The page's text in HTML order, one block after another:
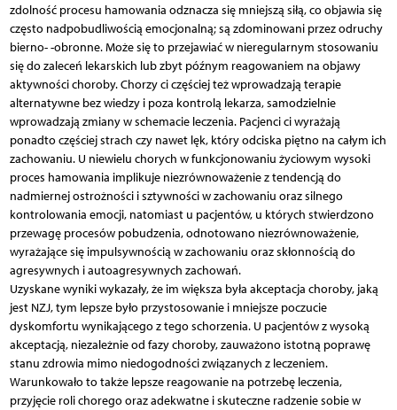
zdolność procesu hamowania odznacza się mniejszą siłą, co objawia się
często nadpobudliwością emocjonalną; są zdominowani przez odruchy
bierno- -obronne. Może się to przejawiać w nieregularnym stosowaniu
się do zaleceń lekarskich lub zbyt późnym reagowaniem na objawy
aktywności choroby. Chorzy ci częściej też wprowadzają terapie
alternatywne bez wiedzy i poza kontrolą lekarza, samodzielnie
wprowadzają zmiany w schemacie leczenia. Pacjenci ci wyrażają
ponadto częściej strach czy nawet lęk, który odciska piętno na całym ich
zachowaniu. U niewielu chorych w funkcjonowaniu życiowym wysoki
proces hamowania implikuje niezrównoważenie z tendencją do
nadmiernej ostrożności i sztywności w zachowaniu oraz silnego
kontrolowania emocji, natomiast u pacjentów, u których stwierdzono
przewagę procesów pobudzenia, odnotowano niezrównoważenie,
wyrażające się impulsywnością w zachowaniu oraz skłonnością do
agresywnych i autoagresywnych zachowań.
Uzyskane wyniki wykazały, że im większa była akceptacja choroby, jaką
jest NZJ, tym lepsze było przystosowanie i mniejsze poczucie
dyskomfortu wynikającego z tego schorzenia. U pacjentów z wysoką
akceptacją, niezależnie od fazy choroby, zauważono istotną poprawę
stanu zdrowia mimo niedogodności związanych z leczeniem.
Warunkowało to także lepsze reagowanie na potrzebę leczenia,
przyjęcie roli chorego oraz adekwatne i skuteczne radzenie sobie w